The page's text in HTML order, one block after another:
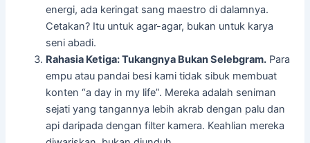
energi, ada keringat sang maestro di dalamnya.
Cetakan? Itu untuk agar-agar, bukan untuk karya
seni abadi.
Rahasia Ketiga: Tukangnya Bukan Selebgram. Para
empu atau pandai besi kami tidak sibuk membuat
konten “a day in my life”. Mereka adalah seniman
sejati yang tangannya lebih akrab dengan palu dan
api daripada dengan filter kamera. Keahlian mereka